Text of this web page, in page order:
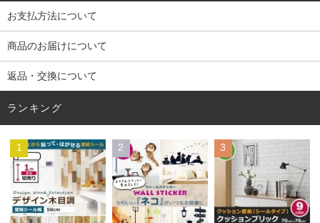
お支払方法について
商品のお届けについて
返品・交換について
ランキング
1 2 3